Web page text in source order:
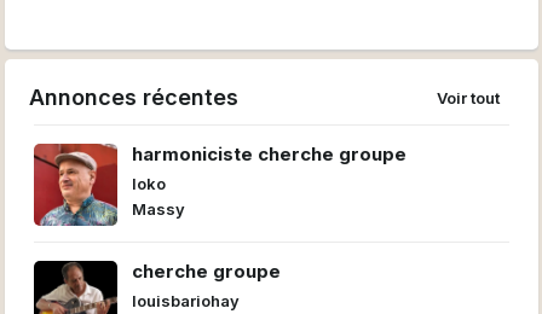
Annonces récentes Voir tout
harmoniciste cherche groupe
loko
Massy
cherche groupe
louisbariohay